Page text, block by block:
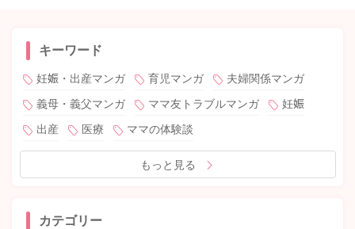
キーワード
妊娠・出産マンガ 育児マンガ
夫婦関係マンガ
義母・義父マンガ
ママ友トラブルマンガ
妊娠
出産
医療 ママの体験談
もっと見る
カテゴリー